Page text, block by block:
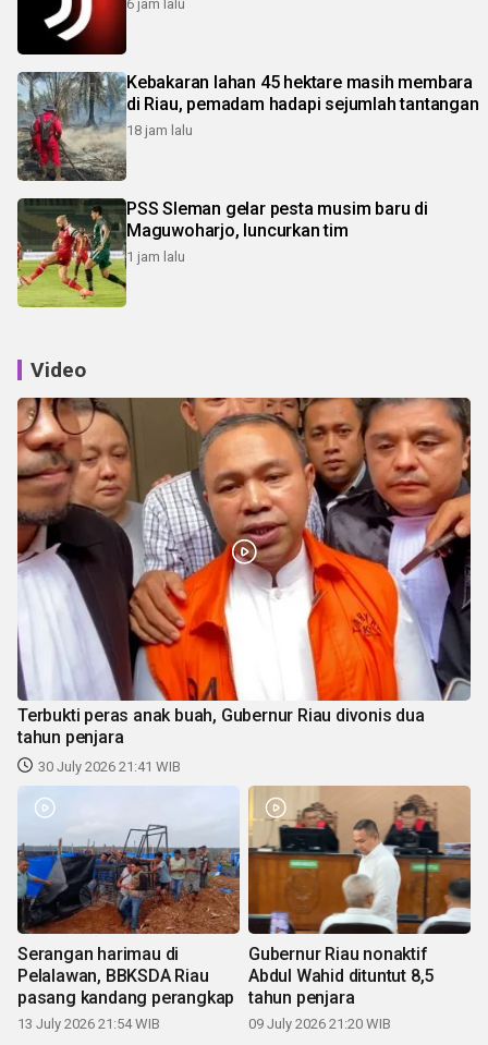
6 jam lalu
Kebakaran lahan 45 hektare masih membara
di Riau, pemadam hadapi sejumlah tantangan
18 jam lalu
PSS Sleman gelar pesta musim baru di
Maguwoharjo, luncurkan tim
1 jam lalu
Video
Terbukti peras anak buah, Gubernur Riau divonis dua
tahun penjara
30 July 2026 21:41 WIB
Serangan harimau di
Pelalawan, BBKSDA Riau
pasang kandang perangkap
13 July 2026 21:54 WIB
Gubernur Riau nonaktif
Abdul Wahid dituntut 8,5
tahun penjara
09 July 2026 21:20 WIB